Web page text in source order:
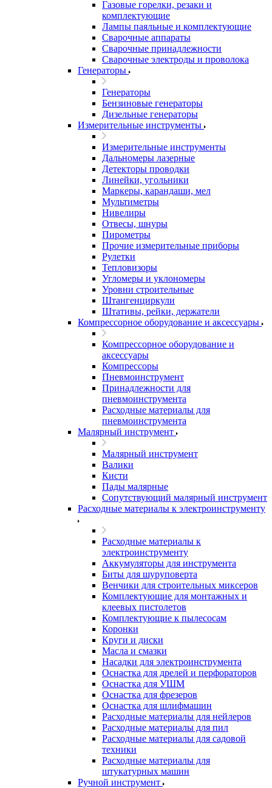
Газовые горелки, резаки и
комплектующие
Лампы паяльные и комплектующие
Сварочные аппараты
Сварочные принадлежности
Сварочные электроды и проволока
Генераторы
Генераторы
Бензиновые генераторы
Дизельные генераторы
Измерительные инструменты
Измерительные инструменты
Дальномеры лазерные
Детекторы проводки
Линейки, угольники
Маркеры, карандаши, мел
Мультиметры
Нивелиры
Отвесы, шнуры
Пирометры
Прочие измерительные приборы
Рулетки
Тепловизоры
Угломеры и уклономеры
Уровни строительные
Штангенциркули
Штативы, рейки, держатели
Компрессорное оборудование и аксессуары
Компрессорное оборудование и
аксессуары
Компрессоры
Пневмоинструмент
Принадлежности для
пневмоинструмента
Расходные материалы для
пневмоинструмента
Малярный инструмент
Малярный инструмент
Валики
Кисти
Пады малярные
Сопутствующий малярный инструмент
Расходные материалы к электроинструменту
Расходные материалы к
электроинструменту
Аккумуляторы для инструмента
Биты для шуруповерта
Венчики для строительных миксеров
Комплектующие для монтажных и
клеевых пистолетов
Комплектующие к пылесосам
Коронки
Круги и диски
Масла и смазки
Насадки для электроинструмента
Оснастка для дрелей и перфораторов
Оснастка для УШМ
Оснастка для фрезеров
Оснастка для шлифмашин
Расходные материалы для нейлеров
Расходные материалы для пил
Расходные материалы для садовой
техники
Расходные материалы для
штукатурных машин
Ручной инструмент